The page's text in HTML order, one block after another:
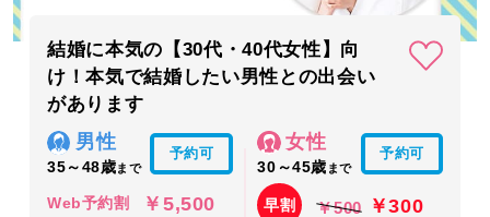
結婚に本気の【30代・40代女性】向
け！本気で結婚したい男性との出会い
があります
男性
35～48歳まで
予約可
Web予約割 ￥5,500
女性
30～45歳 まで
予約可
早割 ￥500 ￥300